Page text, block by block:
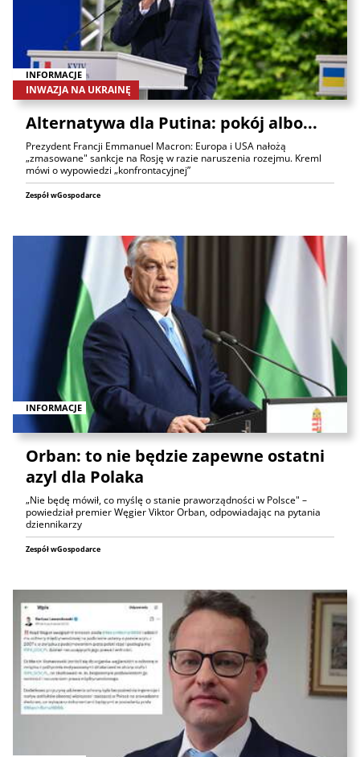
INFORMACJE
INWAZJA NA UKRAINĘ
Alternatywa dla Putina: pokój albo...
Prezydent Francji Emmanuel Macron: Europa i USA nałożą
„zmasowane" sankcje na Rosję w razie naruszenia rozejmu. Kreml
mówi o wypowiedzi „konfrontacyjnej”
Zespół wGospodarce
INFORMACJE
Orban: to nie będzie zapewne ostatni
azyl dla Polaka
„Nie będę mówił, co myślę o stanie praworządności w Polsce" –
powiedział premier Węgier Viktor Orban, odpowiadając na pytania
dziennikarzy
Zespół wGospodarce